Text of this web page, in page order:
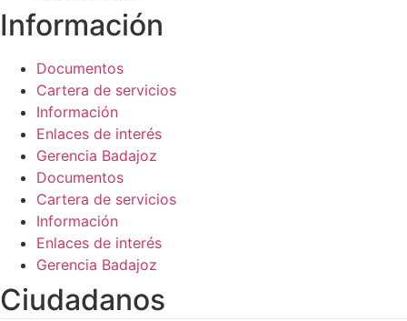
Información​
Documentos
Cartera de servicios
Información
Enlaces de interés
Gerencia Badajoz
Documentos
Cartera de servicios
Información
Enlaces de interés
Gerencia Badajoz
Ciudadanos​